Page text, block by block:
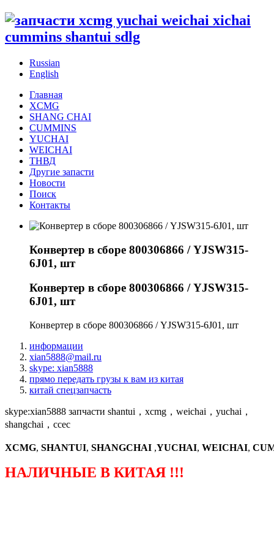
Russian
English
Главная
XCMG
SHANG CHAI
CUMMINS
YUCHAI
WEICHAI
ТНВД
Другие запасти
Новости
Поиск
Контакты
Конвертер в сборе 800306866 / YJSW315-
6J01, шт
Конвертер в сборе 800306866 / YJSW315-
6J01, шт
Конвертер в сборе 800306866 / YJSW315-6J01, шт
информации
xian5888@mail.ru
skype: xian5888
прямо передать грузы к вам из китая
китай спецзапчасть
skype:xian5888 запчасти shantui，xcmg，weichai，yuchai，
shangchai，ccec
XCMG, SHANTUI, SHANGCHAI ,YUCHAI, WEICHAI,
НАЛИЧНЫЕ В КИТАЯ !!!